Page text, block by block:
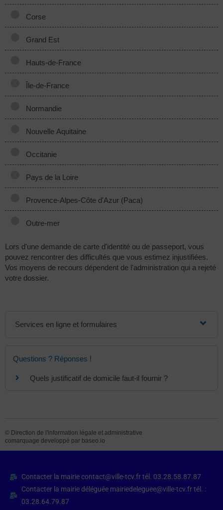
Corse
Grand Est
Hauts-de-France
Île-de-France
Normandie
Nouvelle Aquitaine
Occitanie
Pays de la Loire
Provence-Alpes-Côte d'Azur (Paca)
Outre-mer
Lors d'une demande de carte d'identité ou de passeport, vous
pouvez rencontrer des difficultés que vous estimez injustifiées.
Vos moyens de recours dépendent de l'administration qui a rejeté
votre dossier.
Services en ligne et formulaires
Questions ? Réponses !
Quels justificatif de domicile faut-il fournir ?
© Direction de l'information légale et administrative
comarquage developpé par baseo.io
Contacter la mairie contact@ville-tcv.fr tél. 03.28.58.87.87
Contacter la mairie déléguée mairiedeleguee@ville-tcv.fr tél. :
03.28.64.79.87